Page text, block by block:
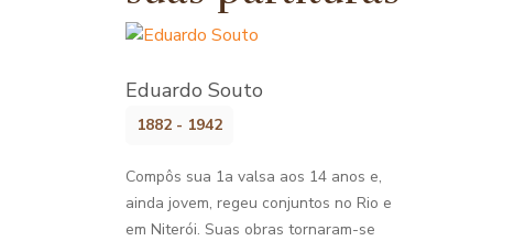
Eduardo Souto
1882 - 1942
Compôs sua 1a valsa aos 14 anos e,
ainda jovem, regeu conjuntos no Rio e
em Niterói. Suas obras tornaram-se